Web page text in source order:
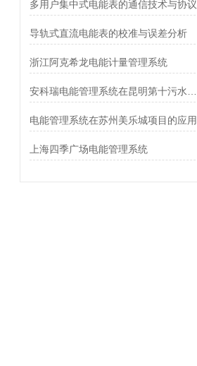
多用户集中式电能表的通信技术与协议
导轨式直流电能表的校准与误差分析
浙江阿克希龙电能计量管理系统
电能管理系统在苏州美乐城项目的应用
上海四季广场电能管理系统